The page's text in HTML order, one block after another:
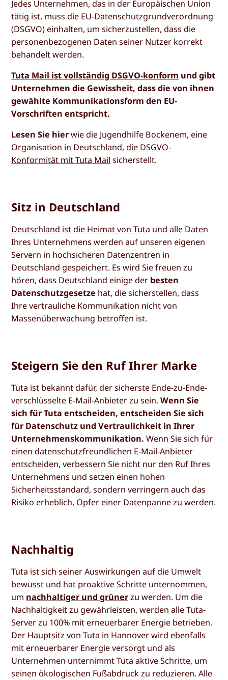
Jedes Unternehmen, das in der Europäischen Union
tätig ist, muss die EU-Datenschutzgrundverordnung
(DSGVO) einhalten, um sicherzustellen, dass die
personenbezogenen Daten seiner Nutzer korrekt
behandelt werden.
Tuta Mail ist vollständig DSGVO-konform und gibt
Unternehmen die Gewissheit, dass die von ihnen
gewählte Kommunikationsform den EU-
Vorschriften entspricht.
Lesen Sie hierwie die Jugendhilfe Bockenem, eine
Organisation in Deutschland,die DSGVO-
Konformität mit Tuta Mail sicherstellt.
Sitz in Deutschland
Deutschland ist die Heimat von Tuta und alle Daten
Ihres Unternehmens werden auf unseren eigenen
Servern in hochsicheren Datenzentren in
Deutschland gespeichert. Es wird Sie freuen zu
hören, dass Deutschland einige der besten
Datenschutzgesetze hat, die sicherstellen, dass
Ihre vertrauliche Kommunikation nicht von
Massenüberwachung betroffen ist.
Steigern Sie den Ruf Ihrer Marke
Tuta ist bekannt dafür, der sicherste Ende-zu-Ende-
verschlüsselte E-Mail-Anbieter zu sein.Wenn Sie
sich für Tuta entscheiden, entscheiden Sie sich
für Datenschutz und Vertraulichkeit in Ihrer
Unternehmenskommunikation. Wenn Sie sich für
einen datenschutzfreundlichen E-Mail-Anbieter
entscheiden, verbessern Sie nicht nur den Ruf Ihres
Unternehmens und setzen einen hohen
Sicherheitsstandard, sondern verringern auch das
Risiko erheblich, Opfer einer Datenpanne zu werden.
Nachhaltig
Tuta ist sich seiner Auswirkungen auf die Umwelt
bewusst und hat proaktive Schritte unternommen,
um nachhaltiger und grünerzu werden. Um die
Nachhaltigkeit zu gewährleisten, werden alle Tuta-
Server zu 100% mit erneuerbarer Energie betrieben.
Der Hauptsitz von Tuta in Hannover wird ebenfalls
mit erneuerbarer Energie versorgt und als
Unternehmen unternimmt Tuta aktive Schritte, um
seinen ökologischen Fußabdruck zu reduzieren. Alle